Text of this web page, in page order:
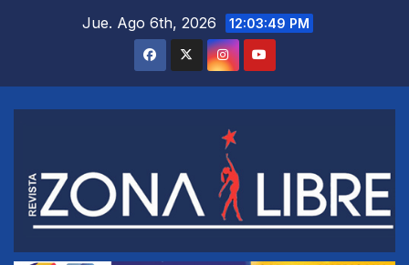
Jue. Ago 6th, 2026 12:03:50 PM